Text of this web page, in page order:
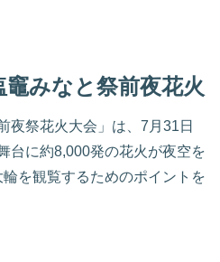
みなと祭前夜花火
夜祭花火大会」は、7月31日
台に約8,000発の花火が夜空を
を観覧するためのポイントを